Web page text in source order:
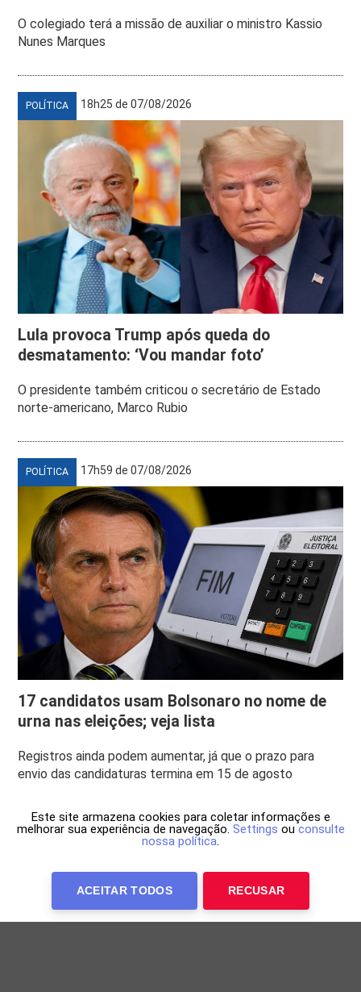
O colegiado terá a missão de auxiliar o ministro Kassio
Nunes Marques
POLÍTICA 18h25 de 07/08/2026
Lula provoca Trump após queda do
desmatamento: ‘Vou mandar foto’
O presidente também criticou o secretário de Estado
norte-americano, Marco Rubio
POLÍTICA 17h59 de 07/08/2026
17 candidatos usam Bolsonaro no nome de
urna nas eleições; veja lista
Registros ainda podem aumentar, já que o prazo para
envio das candidaturas termina em 15 de agosto
Este site armazena cookies para coletar informações e
melhorar sua experiência de navegação. Settings ou consulte
nossa política.
ACEITAR TODOS RECUSAR